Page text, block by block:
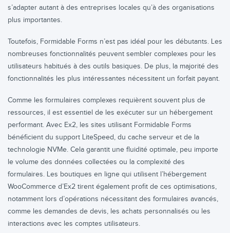
s’adapter autant à des entreprises locales qu’à des organisations
plus importantes.
Toutefois, Formidable Forms n’est pas idéal pour les débutants. Les
nombreuses fonctionnalités peuvent sembler complexes pour les
utilisateurs habitués à des outils basiques. De plus, la majorité des
fonctionnalités les plus intéressantes nécessitent un forfait payant.
Comme les formulaires complexes requièrent souvent plus de
ressources, il est essentiel de les exécuter sur un hébergement
performant. Avec Ex2, les sites utilisant Formidable Forms
bénéficient du support LiteSpeed, du cache serveur et de la
technologie NVMe. Cela garantit une fluidité optimale, peu importe
le volume des données collectées ou la complexité des
formulaires. Les boutiques en ligne qui utilisent l’hébergement
WooCommerce d’Ex2 tirent également profit de ces optimisations,
notamment lors d’opérations nécessitant des formulaires avancés,
comme les demandes de devis, les achats personnalisés ou les
interactions avec les comptes utilisateurs.